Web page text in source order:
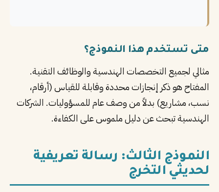
متى تستخدم هذا النموذج؟
مثالي لجميع التخصصات الهندسية والوظائف التقنية.
المفتاح هو ذكر إنجازات محددة وقابلة للقياس (أرقام،
نسب، مشاريع) بدلاً من وصف عام للمسؤوليات. الشركات
الهندسية تبحث عن دليل ملموس على الكفاءة.
النموذج الثالث: رسالة تعريفية
لحديثي التخرج